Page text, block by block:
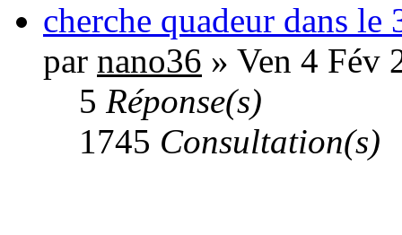
cherche quadeur dans le
par nano36 » Ven 4 Fév
5 Réponse(s)
1745 Consultation(s)